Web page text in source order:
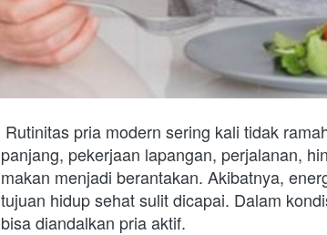
Rutinitas pria modern sering kali tidak
panjang, pekerjaan lapangan, perjalanan,
makan menjadi berantakan. Akibatnya,
tujuan hidup sehat sulit dicapai. Dalam
bisa diandalkan pria aktif.